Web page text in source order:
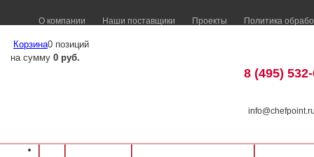
О компании Наши поставщики Проекты Политика
Корзина0 позиций
на сумму 0 руб.
8 (495)
Оборудование для ресторанов и кафе